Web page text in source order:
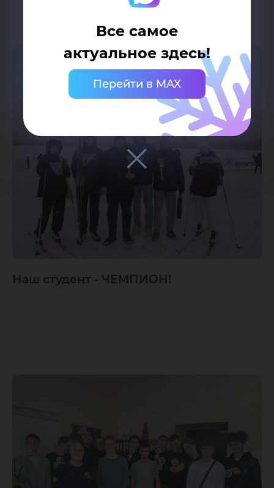
Все самое
актуальное здесь!
Перейти в MAX
Наш студент - ЧЕМПИОН!